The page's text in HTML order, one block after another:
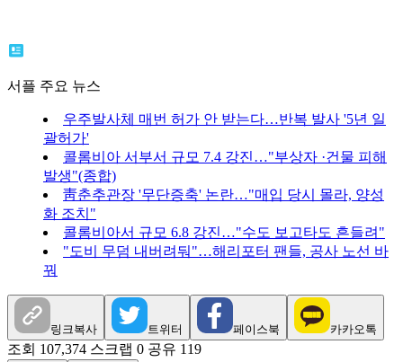
서플 주요 뉴스
우주발사체 매번 허가 안 받는다…반복 발사 '5년 일
괄허가'
콜롬비아 서부서 규모 7.4 강진…"부상자 ·건물 피해
발생"(종합)
靑춘추관장 '무단증축' 논란…"매입 당시 몰라, 양성
화 조치"
콜롬비아서 규모 6.8 강진…"수도 보고타도 흔들려"
"도비 무덤 내버려둬"…해리포터 팬들, 공사 노선 바
꿔
링크복사 트위터 페이스북 카카오톡
조회 107,374 스크랩 0 공유 119